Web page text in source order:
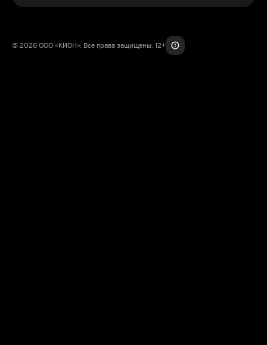
© 2026 ООО «КИОН». Все права защищены. 12+